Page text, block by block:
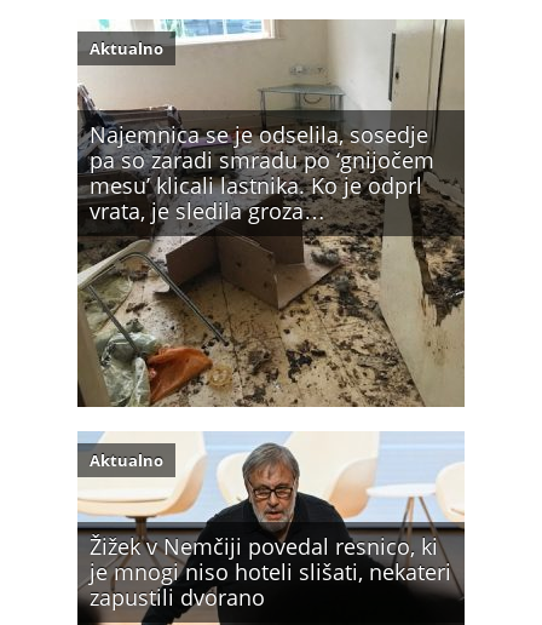
Najemnica se je odselila, sosedje
pa so zaradi smradu po ‘gnijočem
mesu’ klicali lastnika. Ko je odprl
vrata, je sledila groza…
Aktualno
Žižek v Nemčiji povedal resnico, ki
je mnogi niso hoteli slišati, nekateri
zapustili dvorano
Aktualno